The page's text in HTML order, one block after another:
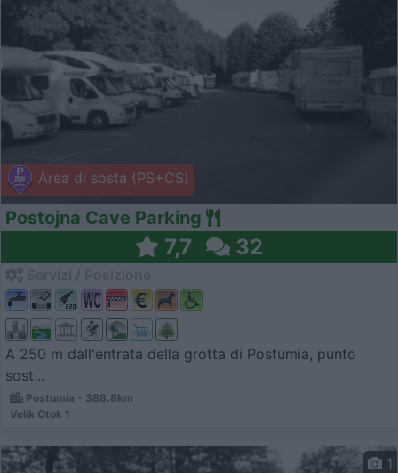
Area di sosta (PS+CS)
Postojna Cave Parking
7,7 32
A 250 m dall'entrata della grotta di Postumia, punto
sost...
Postumia - 388.8km
Velik Otok 1
1